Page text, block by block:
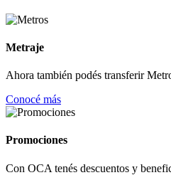
Metraje
Ahora también podés transferir
Conocé más
Promociones
Con OCA tenés descuentos y